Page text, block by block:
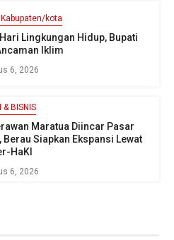
kota
Lingkungan Hidup, Bupati
Iklim
6, 2026
& BISNIS
Maratua Diincar Pasar
Berau Siapkan Ekspansi Lewat
HaKI
6, 2026